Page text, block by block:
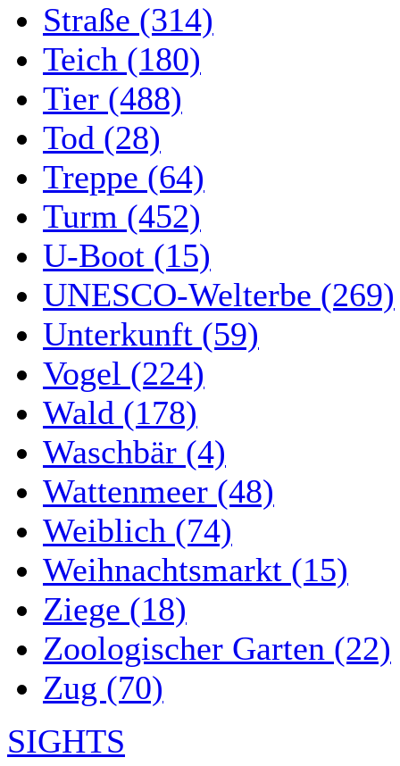
Straße (314)
Teich (180)
Tier (488)
Tod (28)
Treppe (64)
Turm (452)
U-Boot (15)
UNESCO-Welterbe (269)
Unterkunft (59)
Vogel (224)
Wald (178)
Waschbär (4)
Wattenmeer (48)
Weiblich (74)
Weihnachtsmarkt (15)
Ziege (18)
Zoologischer Garten (22)
Zug (70)
SIGHTS